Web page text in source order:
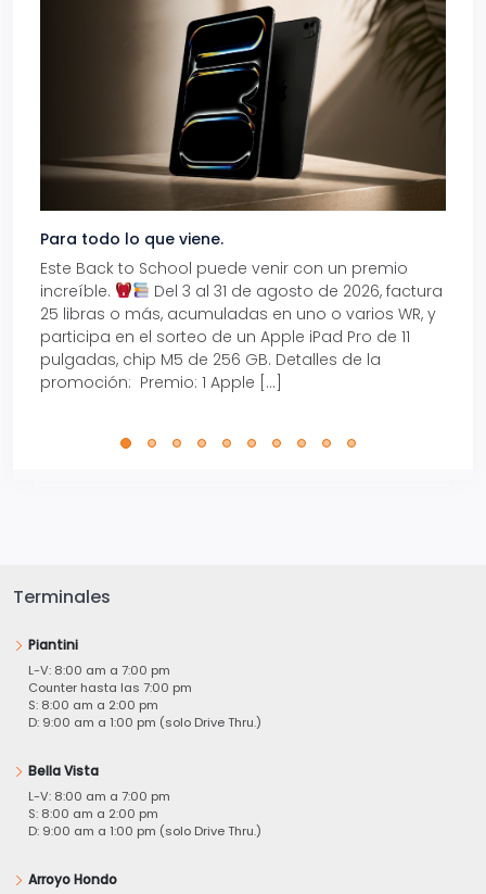
Para todo lo que viene.
Este Back to School puede venir con un premio
increíble.
Del 3 al 31 de agosto de 2026, factura
25 libras o más, acumuladas en uno o varios WR, y
participa en el sorteo de un Apple iPad Pro de 11
pulgadas, chip M5 de 256 GB. Detalles de la
promoción: Premio: 1 Apple […]
Terminales
Piantini
L-V: 8:00 am a 7:00 pm
Counter hasta las 7:00 pm
S: 8:00 am a 2:00 pm
D: 9:00 am a 1:00 pm (solo Drive Thru.)
Bella Vista
L-V: 8:00 am a 7:00 pm
S: 8:00 am a 2:00 pm
D: 9:00 am a 1:00 pm (solo Drive Thru.)
Arroyo Hondo